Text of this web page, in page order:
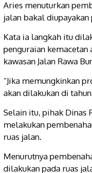
Aries menuturkan
jalan bakal diupayakan
Kata ia langkah itu
penguraian
kawasan Jalan Rawa
“Jika memungkinkan
akan dilakukan di
Selain itu, pihak Dinas
melakukan
ruas jalan.
Menurutnya
dilakukan pada ruas